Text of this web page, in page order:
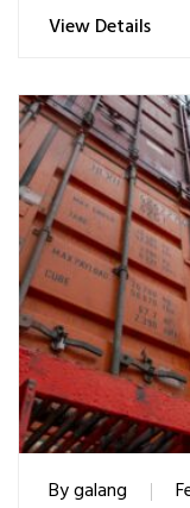
View Details
Bygalang